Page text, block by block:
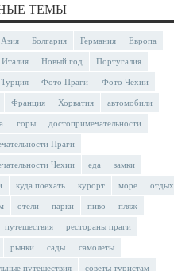
ТЕМЫ
Азия Болгария Германия Европа
Италия Новый год Португалия
Турция Фото Праги Фото Чехии
Франция Хорватия автомобили
горы достопримечательности
Праги
Чехии еда замки
куда поехать курорт море отдых
отели парки пиво пляж
путешествия рестораны праги
рынки сады самолеты
путешествия советы туристам